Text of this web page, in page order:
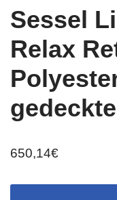
Sessel
Relax
650,14€